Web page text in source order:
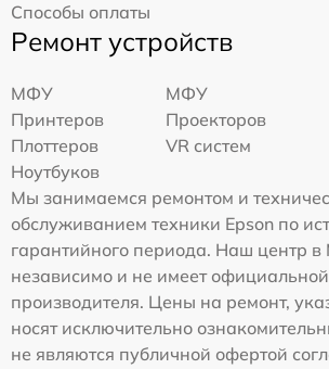
Способы оплаты
Ремонт устройств
МФУ
МФУ
Принтеров
Проекторов
Плоттеров
VR систем
Ноутбуков
Мы занимаемся ремонтом и
обслуживанием техники Epson по
гарантийного периода. Наш центр в
независимо и не имеет
производителя. Цены на ремонт,
носят исключительно
не являются публичной офертой